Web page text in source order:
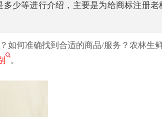
少等进行介绍，主要是为给商标注册老
如何准确找到合适的商品/服务？农林生
。